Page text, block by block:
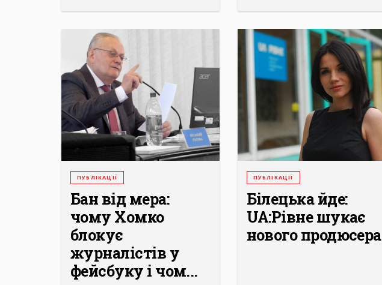
ПУБЛІКАЦІЇ
Бан від мера:
чому Хомко
блокує
журналістів у
фейсбуку і чом...
ПУБЛІКАЦІЇ
Білецька йде:
UA:Рівне шукає
нового продюсера